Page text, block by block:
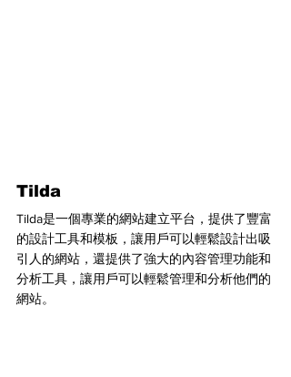
Tilda
Tilda是一個專業的網站建立平台，提供了豐富
的設計工具和模板，讓用戶可以輕鬆設計出吸
引人的網站，還提供了強大的內容管理功能和
分析工具，讓用戶可以輕鬆管理和分析他們的
網站。